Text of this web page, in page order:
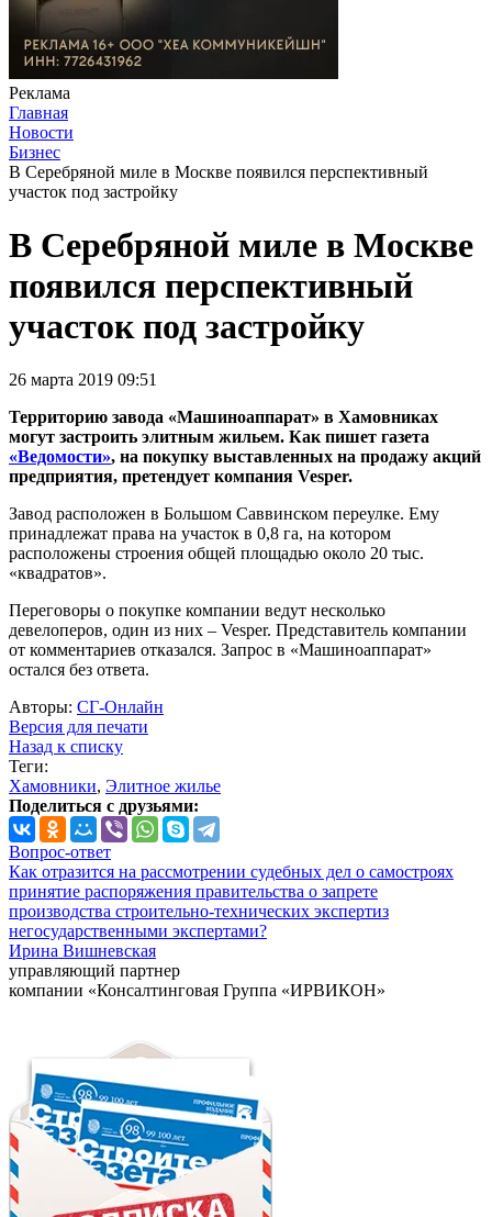
Реклама
Главная
Новости
Бизнес
В Серебряной миле в Москве появился перспективный
участок под застройку
В Серебряной миле в Москве
появился перспективный
участок под застройку
26 марта 2019 09:51
Территорию завода «Машиноаппарат» в Хамовниках
могут застроить элитным жильем. Как пишет газета
«Ведомости», на покупку выставленных на продажу акций
предприятия, претендует компания Vesper.
Завод расположен в Большом Саввинском переулке. Ему
принадлежат права на участок в 0,8 га, на котором
расположены строения общей площадью около 20 тыс.
«квадратов».
Переговоры о покупке компании ведут несколько
девелоперов, один из них – Vesper. Представитель компании
от комментариев отказался. Запрос в «Машиноаппарат»
остался без ответа.
Авторы: СГ-Онлайн
Версия для печати
Назад к списку
Теги:
Хамовники, Элитное жилье
Поделиться с друзьями:
Вопрос-ответ
Как отразится на рассмотрении судебных дел о самостроях
принятие распоряжения правительства о запрете
производства строительно-технических экспертиз
негосударственными экспертами?
Ирина Вишневская
управляющий партнер
компании «Консалтинговая Группа «ИРВИКОН»